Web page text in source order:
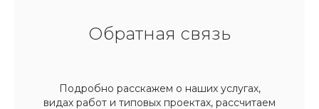
Обратная связь
Подробно расскажем о наших услугах,
видах работ и типовых проектах, рассчитаем